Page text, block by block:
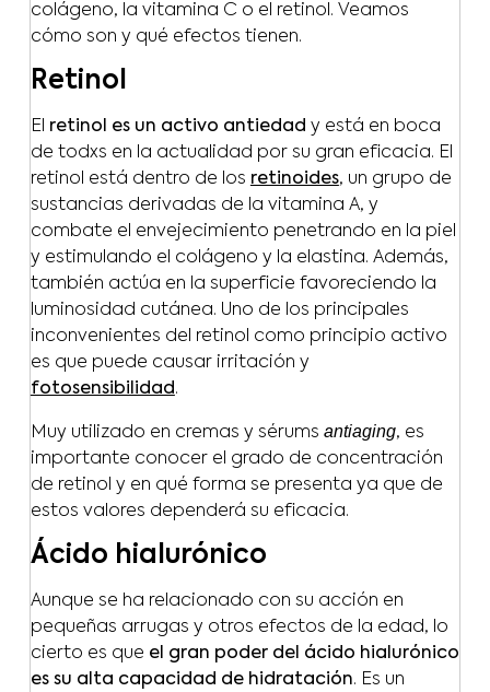
colágeno, la vitamina C o el retinol. Veamos
cómo son y qué efectos tienen.
Retinol
El retinol es un activo antiedad y está en boca
de todxs en la actualidad por su gran eficacia. El
retinol está dentro de los retinoides, un grupo de
sustancias derivadas de la vitamina A, y
combate el envejecimiento penetrando en la piel
y estimulando el colágeno y la elastina. Además,
también actúa en la superficie favoreciendo la
luminosidad cutánea. Uno de los principales
inconvenientes del retinol como principio activo
es que puede causar irritación y
fotosensibilidad.
Muy utilizado en cremas y sérums antiaging, es
importante conocer el grado de concentración
de retinol y en qué forma se presenta ya que de
estos valores dependerá su eficacia.
Ácido hialurónico
Aunque se ha relacionado con su acción en
pequeñas arrugas y otros efectos de la edad, lo
cierto es que el gran poder del ácido hialurónico
es su alta capacidad de hidratación. Es un